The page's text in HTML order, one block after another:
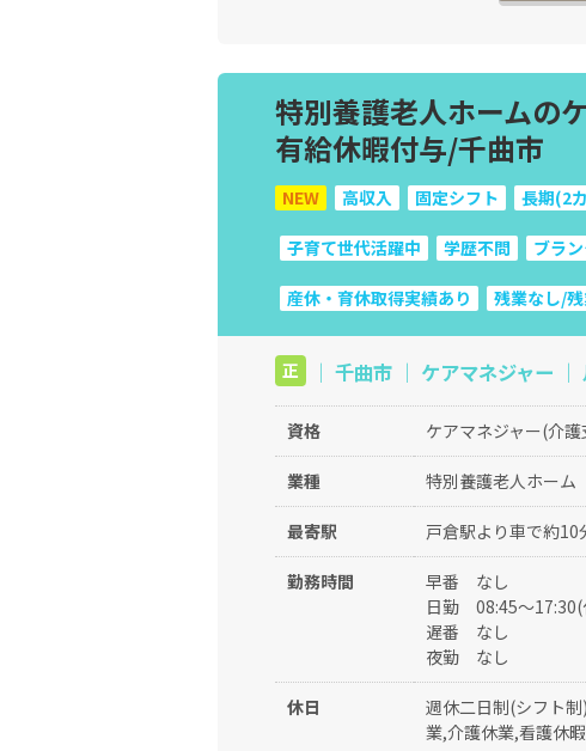
特別養護老人ホームの
有給休暇付与/千曲市
NEW 高収入 固定シフト 長期(2
子育て世代活躍中 学歴不問 ブラ
産休・育休取得実績あり 残業なし/
正 ｜ 千曲市 ｜ ケアマネジャー
資格 ケアマネジャー(介
業種 特別養護老人ホーム
最寄駅 戸倉駅より車で約10
勤務時間 早番
なし
日勤
08:45～
遅番
なし
夜勤
なし
休日
週休二日制(シフト
業,介護休業,看護休暇